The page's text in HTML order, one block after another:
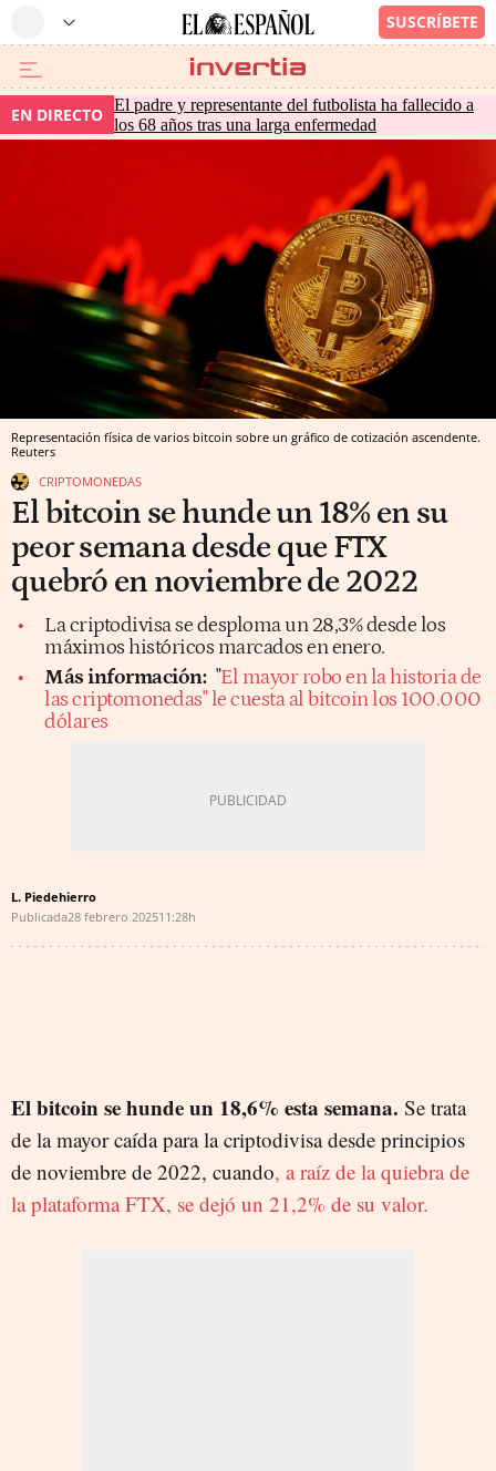
EN DIRECTO El padre y representante del futbolista ha fallecido a
los 68 años tras una larga enfermedad
Representación física de varios bitcoin sobre un gráfico de cotización ascendente.
Reuters
CRIPTOMONEDAS
El bitcoin se hunde un 18% en su
peor semana desde que FTX
quebró en noviembre de 2022
La criptodivisa se desploma un 28,3% desde los
máximos históricos marcados en enero.
Más información: "El mayor robo en la historia de
las criptomonedas" le cuesta al bitcoin los 100.000
dólares
L. Piedehierro
Publicada28 febrero 202511:28h
El bitcoin se hunde un 18,6% esta semana. Se trata
de la mayor caída para la criptodivisa desde principios
de noviembre de 2022, cuando, a raíz de la quiebra de
la plataforma FTX, se dejó un 21,2% de su valor.